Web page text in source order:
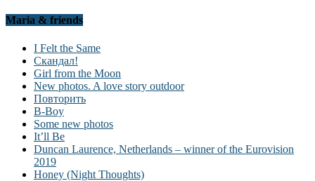
Maria & friends
I Felt the Same
Скандал!
Girl from the Moon
New photos. A love story outdoor
Повторить
B-Boy
Some new photos
It’ll Be
Duncan Laurence, Netherlands – winner of the Eurovision
2019
Honey (Night Thoughts)